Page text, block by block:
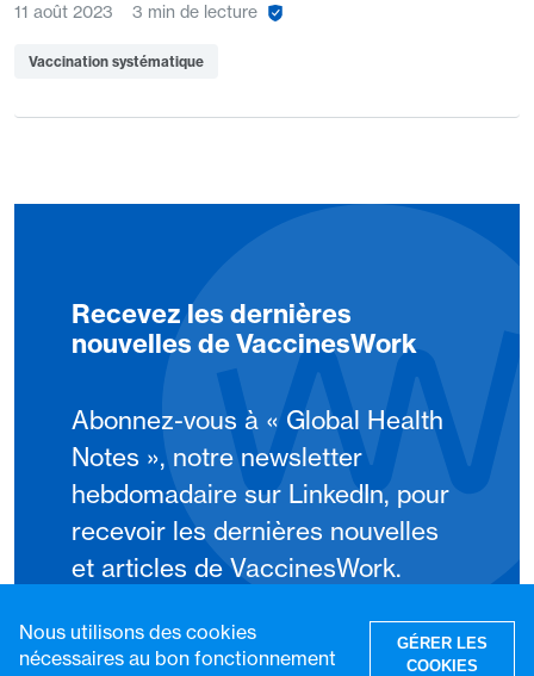
11 août 2023 3 min de lecture
Vaccination systématique
Recevez les dernières
nouvelles de VaccinesWork
Abonnez-vous à « Global Health
Notes », notre newsletter
hebdomadaire sur LinkedIn, pour
recevoir les dernières nouvelles
et articles de VaccinesWork.
S'abonner
Nous utilisons des cookies
nécessaires au bon fonctionnement
GÉRER LES
COOKIES